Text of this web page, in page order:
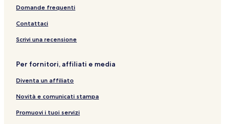
Domande frequenti
Contattaci
Scrivi una recensione
Per fornitori, affiliati e media
Diventa un affiliato
Novità e comunicati stampa
Promuovi i tuoi servizi